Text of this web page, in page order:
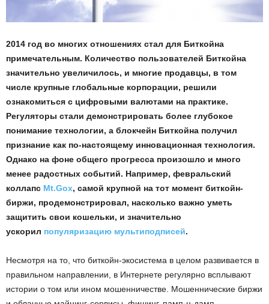
2014 год во многих отношениях стал для Биткойна
примечательным. Количество пользователей Биткойна
значительно увеличилось, и многие продавцы, в том
числе крупные глобальные корпорации, решили
ознакомиться с цифровыми валютами на практике.
Регуляторы стали демонстрировать более глубокое
понимание технологии, а блокчейн Биткойна получил
признание как по-настоящему инновационная технология.
Однако на фоне общего прогресса произошло и много
менее радостных событий. Например, февральский
коллапс Mt.Gox, самой крупной на тот момент биткойн-
биржи, продемонстрировал, насколько важно уметь
защитить свои кошельки, и значительно
ускорил популяризацию мультиподписей.
Несмотря на то, что биткойн-экосистема в целом развивается в
правильном направлении, в Интернете регулярно всплывают
истории о том или ином мошенничестве. Мошеннические биржи